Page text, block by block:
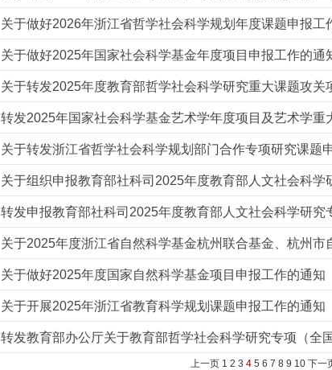
关于做好2026年浙江省哲学社会科学规划年度课题申报工
关于做好2025年国家社会科学基金年度项目申报工作的通
关于转发2025年度教育部哲学社会科学研究重大课题攻关
转发2025年国家社会科学基金艺术学年度项目及艺术学重
关于转发浙江省哲学社会科学规划部门合作专项研究课题
关于组织申报教育部社科司2025年度教育部人文社会科学
转发申报教育部社科司2025年度教育部人文社会科学研究
关于2025年度浙江省自然科学基金杭州联合基金、杭州市
关于做好2025年度国家自然科学基金项目申报工作的通知
关于开展2025年浙江省教育科学规划课题申报工作的通知
转发教育部办公厅关于教育部哲学社会科学研究专项（全
上一页 1 2 3 4 5 6 7 8 9 10 下一